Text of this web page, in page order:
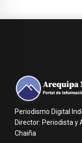
Periodismo Digital
Director: Periodista y
Chaiña